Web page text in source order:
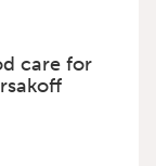
care for